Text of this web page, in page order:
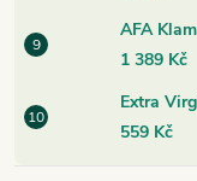
AFA
1 389 Kč
Extra
559 Kč